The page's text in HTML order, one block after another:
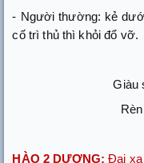
- Người thường: kẻ
cố trì thủ thì khỏi đổ vỡ.
Giàu
HÀO 2 DƯƠNG:Đại xa